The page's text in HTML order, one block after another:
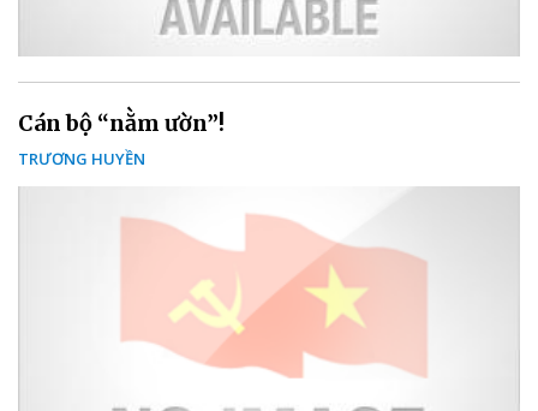
Cán bộ “nằm ườn”!
TRƯƠNG HUYỀN